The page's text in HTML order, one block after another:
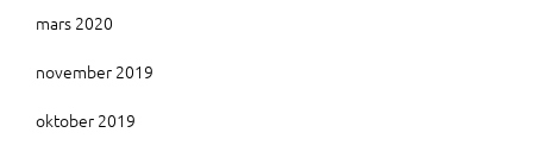
mars 2020
november 2019
oktober 2019